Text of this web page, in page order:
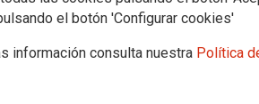
el botón 'Configurar cookies'
información consulta nuestra Política
al Consejo de Ministros.
reiterado que no van a permitir cambios en
caso de incorporar en la Ley el
de manera anticipada y parcial.